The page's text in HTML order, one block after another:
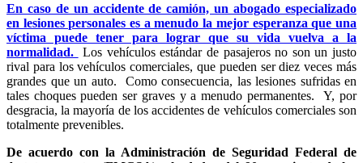
En caso de un accidente de camión, un abogado especializado
en lesiones personales es a menudo la mejor esperanza que una
víctima puede tener para lograr que su vida vuelva a la
normalidad.
Los vehículos estándar de pasajeros no son un justo
rival para los vehículos comerciales, que pueden ser diez veces más
grandes que un auto. Como consecuencia, las lesiones sufridas en
tales choques pueden ser graves y a menudo permanentes. Y, por
desgracia, la mayoría de los accidentes de vehículos comerciales son
totalmente prevenibles.
De acuerdo con la Administración de Seguridad Federal de